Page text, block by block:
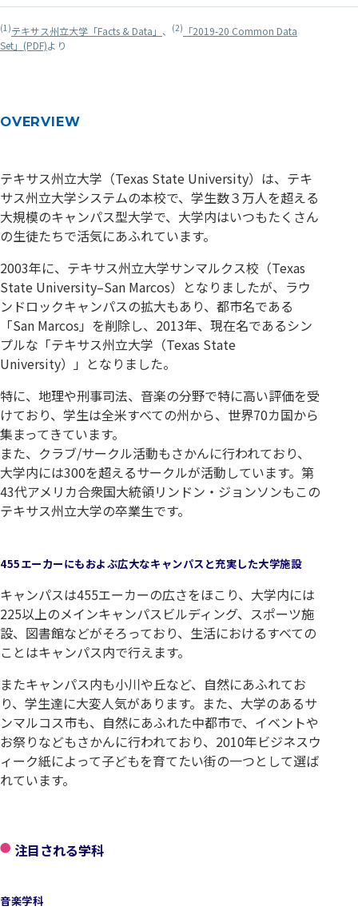
(1)テキサス州立大学「Facts & Data」 、 (2) 「2019-20 Common Data
Set」(PDF)より
OVERVIEW
テキサス州立大学（Texas State University）は、テキ
サス州立大学システムの本校で、学生数３万人を超える
大規模のキャンパス型大学で、大学内はいつもたくさん
の生徒たちで活気にあふれています。
2003年に、テキサス州立大学サンマルクス校（Texas
State University–San Marcos）となりましたが、ラウ
ンドロックキャンパスの拡大もあり、都市名である
「San Marcos」を削除し、2013年、現在名であるシン
プルな「テキサス州立大学（Texas State
University）」となりました。
特に、地理や刑事司法、音楽の分野で特に高い評価を受
けており、学生は全米すべての州から、世界70カ国から
集まってきています。
また、クラブ/サークル活動もさかんに行われており、
大学内には300を超えるサークルが活動しています。第
43代アメリカ合衆国大統領リンドン・ジョンソンもこの
テキサス州立大学の卒業生です。
455エーカーにもおよぶ広大なキャンパスと充実した大学施設
キャンパスは455エーカーの広さをほこり、大学内には
225以上のメインキャンパスビルディング、スポーツ施
設、図書館などがそろっており、生活におけるすべての
ことはキャンパス内で行えます。
またキャンパス内も小川や丘など、自然にあふれてお
り、学生達に大変人気があります。また、大学のあるサ
ンマルコス市も、自然にあふれた中都市で、イベントや
お祭りなどもさかんに行われており、2010年ビジネスウ
ィーク紙によって子どもを育てたい街の一つとして選ば
れています。
注目される学科
音楽学科